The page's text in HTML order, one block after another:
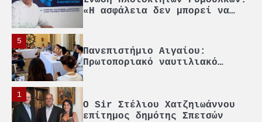
«Η ασφάλεια δεν μπορεί να
5
Πανεπιστήμιο Αιγαίου:
Πρωτοποριακό ναυτιλιακό
1
O Sir Στέλιου Χατζηιωάννου
επίτημος δημότης Σπετσών